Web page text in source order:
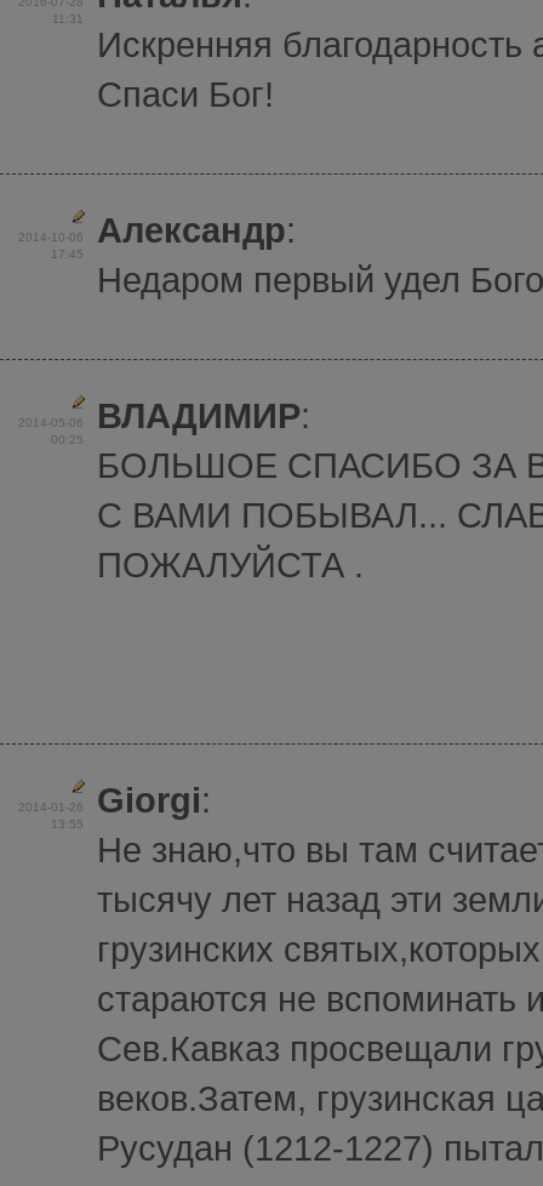
11:31
Искренняя благодарность
Спаси Бог!
2014-10-06
17:45
Александр:
Недаром первый удел
2014-05-06
00:25
ВЛАДИМИР:
БОЛЬШОЕ СПАСИБО ЗА
С ВАМИ ПОБЫВАЛ...
ПОЖАЛУЙСТА .
2014-01-26
13:55
Giorgi:
Не знаю,что вы там
тысячу лет назад эти
грузинских
стараются не вспоминать
Сев.Кавказ просвещали
веков.Затем, грузинская
Русудан (1212-1227)